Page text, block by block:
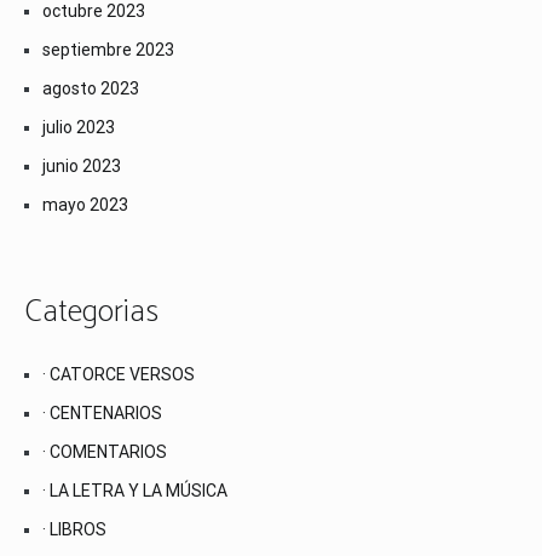
octubre 2023
septiembre 2023
agosto 2023
julio 2023
junio 2023
mayo 2023
Categorias
· CATORCE VERSOS
· CENTENARIOS
· COMENTARIOS
· LA LETRA Y LA MÚSICA
· LIBROS